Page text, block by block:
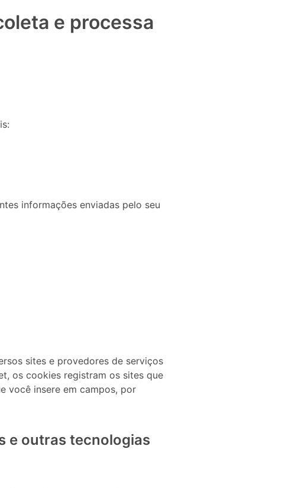
e processa
informações enviadas pelo seu
sites e provedores de serviços
os cookies registram os sites que
você insere em campos, por
e outras tecnologias